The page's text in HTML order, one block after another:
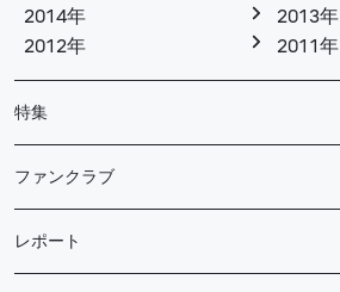
2014年
2013年
2012年
2011年
特集
ファンクラブ
レポート